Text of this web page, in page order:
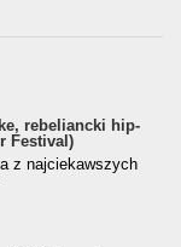
rebeliancki hip-
Festival)
z najciekawszych